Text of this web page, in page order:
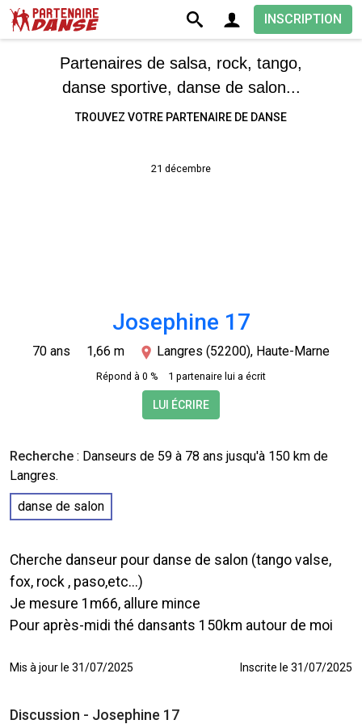
INSCRIPTION
Partenaires de salsa, rock, tango,
danse sportive, danse de salon...
TROUVEZ VOTRE PARTENAIRE DE DANSE
21 décembre
Josephine 17
70 ans 1,66 m Langres (52200), Haute-Marne
Répond à 0 % 1 partenaire lui a écrit
LUI ÉCRIRE
Recherche : Danseurs de 59 à 78 ans jusqu'à 150 km de
Langres.
danse de salon
Cherche danseur pour danse de salon (tango valse,
fox, rock , paso,etc...)
Je mesure 1m66, allure mince
Pour après-midi thé dansants 150km autour de moi
Mis à jour le 31/07/2025 Inscrite le 31/07/2025
Discussion - Josephine 17